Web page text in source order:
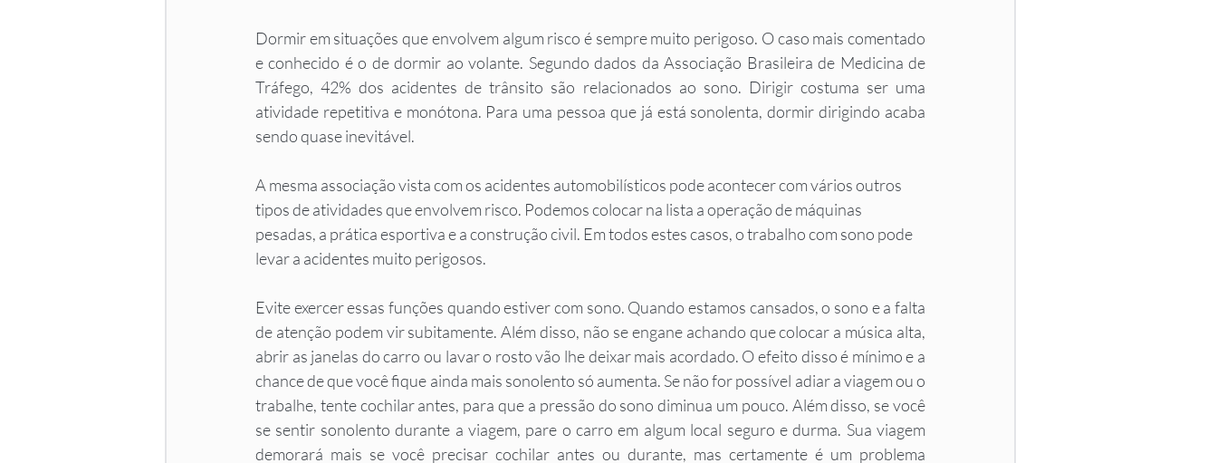
Dormir em situações que envolvem algum risco é sempre muito perigoso. O caso mais comentado
e conhecido é o de dormir ao volante. Segundo dados da Associação Brasileira de Medicina de
Tráfego, 42% dos acidentes de trânsito são relacionados ao sono. Dirigir costuma ser uma
atividade repetitiva e monótona. Para uma pessoa que já está sonolenta, dormir dirigindo acaba
sendo quase inevitável.
A mesma associação vista com os acidentes automobilísticos pode acontecer com vários outros
tipos de atividades que envolvem risco. Podemos colocar na lista a operação de máquinas
pesadas, a prática esportiva e a construção civil. Em todos estes casos, o trabalho com sono pode
levar a acidentes muito perigosos.
Evite exercer essas funções quando estiver com sono. Quando estamos cansados, o sono e a falta
de atenção podem vir subitamente. Além disso, não se engane achando que colocar a música alta,
abrir as janelas do carro ou lavar o rosto vão lhe deixar mais acordado. O efeito disso é mínimo e a
chance de que você fique ainda mais sonolento só aumenta. Se não for possível adiar a viagem ou o
trabalhe, tente cochilar antes, para que a pressão do sono diminua um pouco. Além disso, se você
se sentir sonolento durante a viagem, pare o carro em algum local seguro e durma. Sua viagem
demorará mais se você precisar cochilar antes ou durante, mas certamente é um problema